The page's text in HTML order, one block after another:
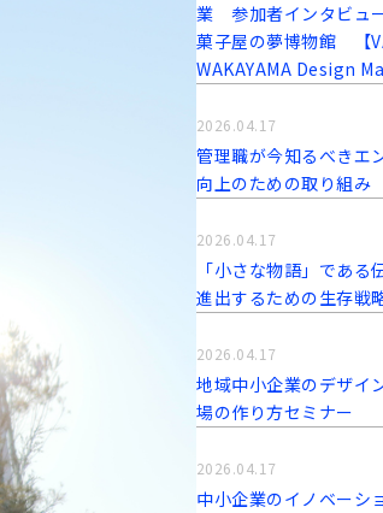
業 参加者インタビュ
菓子屋の夢博物館 【
WAKAYAMA Design
管理職が今知るべきエ
向上のための取り組み
2026.04.17
「小さな物語」である
進出するための生存戦
2026.04.17
地域中小企業のデザイ
場の作り方セミナー
2026.04.17
中小企業のイノベーシ
2026.04.17